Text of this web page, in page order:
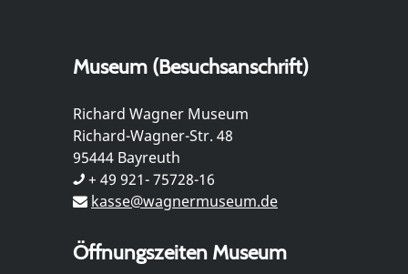
Museum (Besuchsanschrift)
Richard Wagner Museum
Richard-Wagner-Str. 48
95444 Bayreuth
+ 49 921- 75728-16
kasse@wagnermuseum.de
Öffnungszeiten Museum